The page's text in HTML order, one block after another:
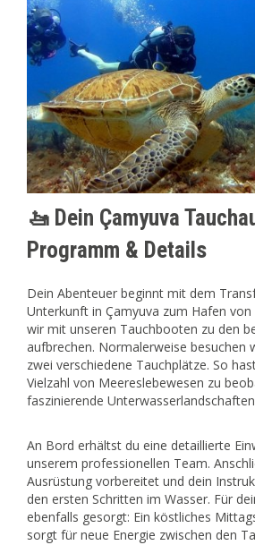
🚤 Dein Çamyuva
Programm & Details
Dein Abenteuer beginnt mit dem
Unterkunft in Çamyuva zum Hafen
wir mit unseren Tauchbooten zu den
aufbrechen. Normalerweise besuchen
zwei verschiedene Tauchplätze. So
Vielzahl von Meereslebewesen zu
faszinierende
An Bord erhältst du eine detaillierte
unserem professionellen Team.
Ausrüstung vorbereitet und dein
den ersten Schritten im Wasser. Für
ebenfalls gesorgt: Ein köstliches
sorgt für neue Energie zwischen den